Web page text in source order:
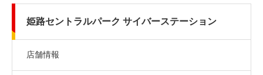
姫路セントラルパーク サイバーステーション
店舗情報